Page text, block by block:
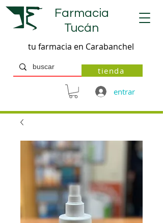
entrar
Farmacia
Tucán
tu farmacia en Carabanchel
tienda